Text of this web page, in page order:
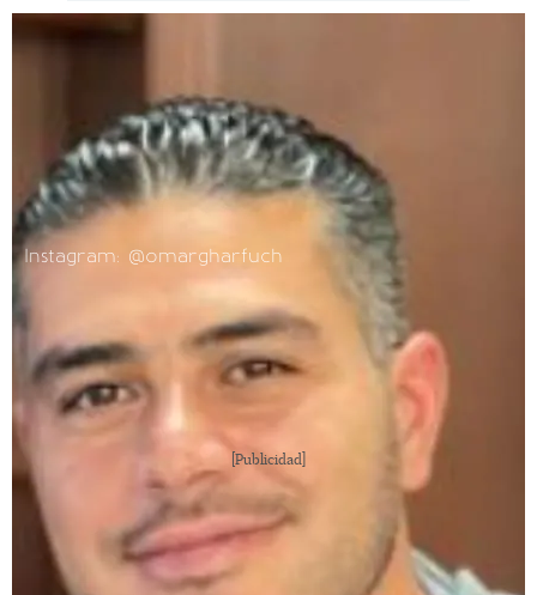
Instagram: @omargharfuch
[Publicidad]